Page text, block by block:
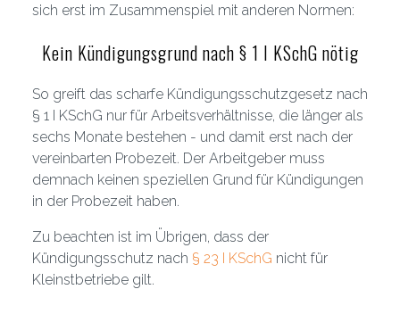
sich erst im Zusammenspiel mit anderen Normen:
Kein Kündigungsgrund nach § 1 I KSchG nötig
So greift das scharfe Kündigungsschutzgesetz nach
§ 1 I KSchG nur für Arbeitsverhältnisse, die länger als
sechs Monate bestehen - und damit erst nach der
vereinbarten Probezeit. Der Arbeitgeber muss
demnach keinen speziellen Grund für Kündigungen
in der Probezeit haben.
Zu beachten ist im Übrigen, dass der
Kündigungsschutz nach § 23 I KSchG nicht für
Kleinstbetriebe gilt.